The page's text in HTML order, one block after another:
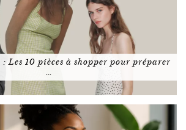
Les 10 pièces à shopper pour préparer
…